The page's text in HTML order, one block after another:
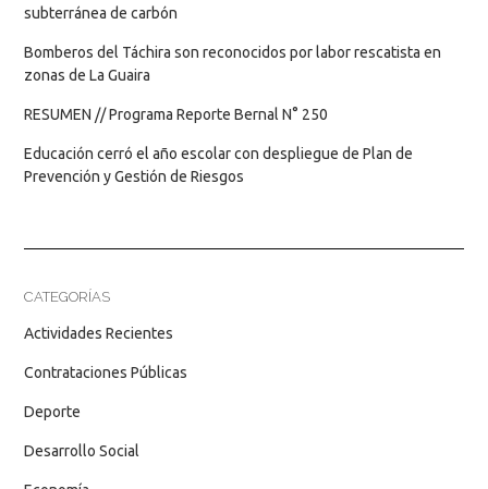
subterránea de carbón
Bomberos del Táchira son reconocidos por labor rescatista en
zonas de La Guaira
RESUMEN // Programa Reporte Bernal N° 250
Educación cerró el año escolar con despliegue de Plan de
Prevención y Gestión de Riesgos
CATEGORÍAS
Actividades Recientes
Contrataciones Públicas
Deporte
Desarrollo Social